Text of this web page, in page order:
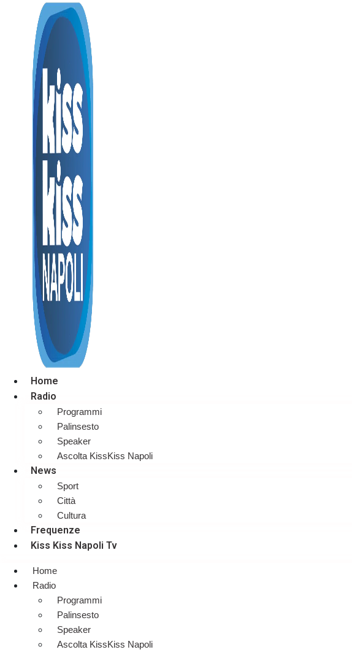
Home
Radio
Programmi
Palinsesto
Speaker
Ascolta KissKiss Napoli
News
Sport
Città
Cultura
Frequenze
Kiss Kiss Napoli Tv
Home
Radio
Programmi
Palinsesto
Speaker
Ascolta KissKiss Napoli